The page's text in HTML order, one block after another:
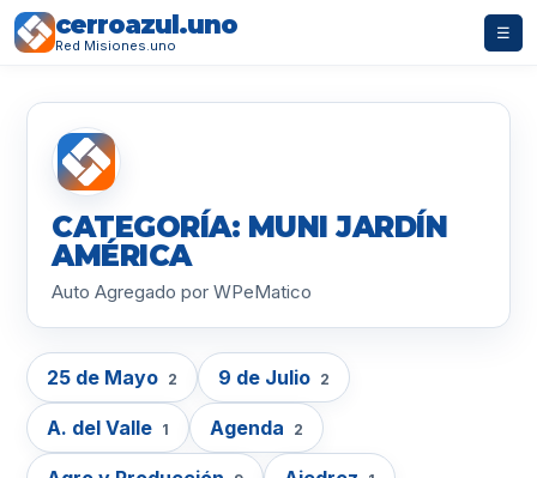
cerroazul.uno
Red Misiones.uno
☰
CATEGORÍA: MUNI JARDÍN
AMÉRICA
Auto Agregado por WPeMatico
25 de Mayo 2 9 de Julio 2
A. del Valle 1 Agenda 2